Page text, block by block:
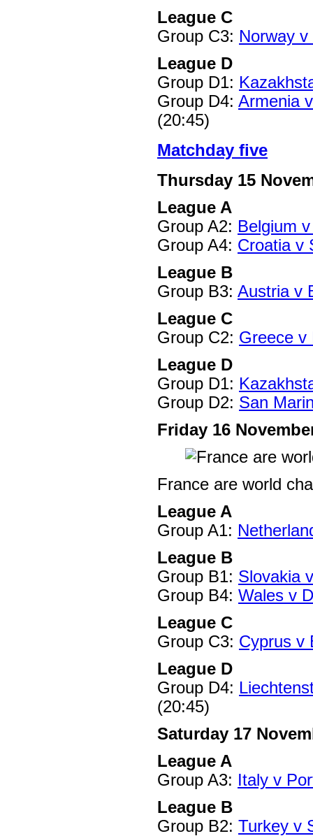
League C
Group C3: Norway
League D
Group D1:
Group D4: Armenia
(20:45)
Matchday five
Thursday 15
League A
Group A2: Belgium
Group A4: Croatia v
League B
Group B3: Austria v
League C
Group C2: Greece v
League D
Group D1:
Group D2: San
Friday 16
France are world
League A
Group A1:
League B
Group B1: Slovakia
Group B4: Wales v
League C
Group C3: Cyprus v
League D
Group D4:
(20:45)
Saturday 17
League A
Group A3: Italy v
League B
Group B2: Turkey v